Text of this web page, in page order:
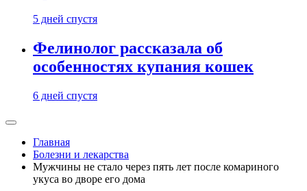
5 дней спустя
Фелинолог рассказала об
особенностях купания кошек
6 дней спустя
Главная
Болезни и лекарства
Мужчины не стало через пять лет после комариного
укуса во дворе его дома